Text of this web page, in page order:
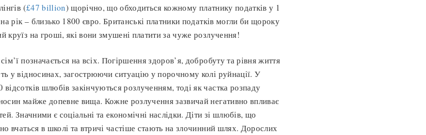
(£47 billion) щорічно, що обходиться кожному платнику податків у 1
на рік – близько 1800 євро. Британські платники податків могли би щороку
круїз на гроші, які вони змушені платити за чуже розлучення!
позначається на всіх. Погіршення здоров’я, добробуту та рівня життя
у відносинах, загострюючи ситуацію у порочному колі руйнації. У
шлюбів закінчуються розлученням, тоді як частка розпаду
майже допевне вища. Кожне розлучення зазвичай негативно впливає
Значними є соціальні та економічні наслідки. Діти зі шлюбів, що
вчаться в школі та втричі частіше стають на злочинний шлях. Дорослих